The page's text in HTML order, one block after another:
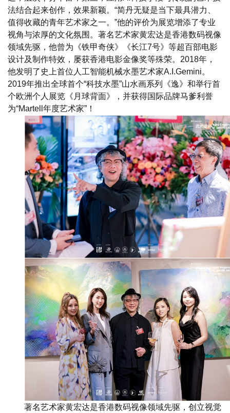
法结合起来创作，效果新颖。“简丹无疑是当下最具潜力、
值得收藏的青年艺术家之一。”他的评价为展览增添了专业
视角与浓厚的文化氛围。著名艺术家黄宏达是香港数码视像
领域先驱，他曾为《铁甲奇侠》《长江7号》等超百部电影
设计及制作特效，屡获香港电影金像奖等殊荣。2018年，
他发明了史上首位人工智能机械水墨艺术家A.I.Gemini。
2019年推出全球首个“科技水墨”山水画系列《逸》和举行首
个欧洲个人展览《月球背面》，并获得国际品牌马爹利誉
为“Martell年度艺术家”！
著名艺术家黄宏达是香港数码视像领域先驱，创立视觉